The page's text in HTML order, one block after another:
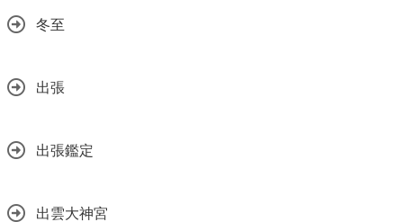
冬至
出張
出張鑑定
出雲大神宮